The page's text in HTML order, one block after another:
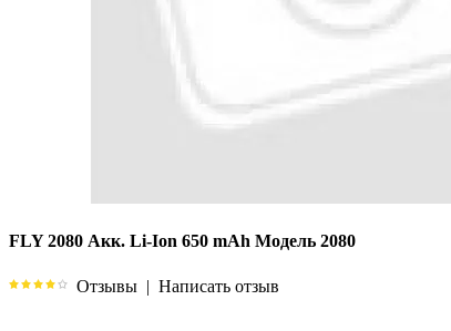
FLY 2080 Акк. Li-Ion 650 mAh Модель 2080
Отзывы | Написать отзыв